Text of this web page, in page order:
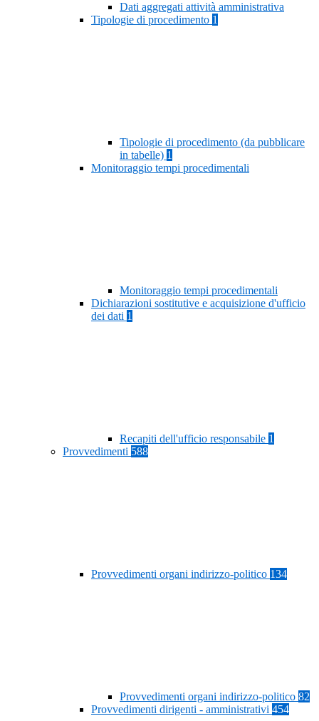
Dati aggregati attività amministrativa
Tipologie di procedimento 1
Tipologie di procedimento (da pubblicare
in tabelle) 1
Monitoraggio tempi procedimentali
Monitoraggio tempi procedimentali
Dichiarazioni sostitutive e acquisizione d'ufficio
dei dati 1
Recapiti dell'ufficio responsabile 1
Provvedimenti 588
Provvedimenti organi indirizzo-politico 134
Provvedimenti organi indirizzo-politico 82
Provvedimenti dirigenti - amministrativi 454